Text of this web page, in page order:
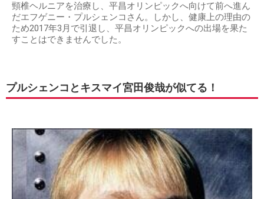
頸椎ヘルニアを治療し、平昌オリンピックへ向けて前へ進ん
だエフゲニー・プルシェンコさん。しかし、健康上の理由の
ため2017年3月で引退し、平昌オリンピックへの出場を果た
すことはできませんでした。
プルシェンコとキスマイ宮田俊哉が似てる！